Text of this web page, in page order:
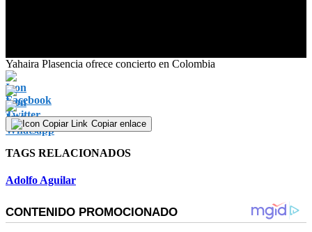
0
seconds
of
0
seconds
Yahaira Plasencia ofrece concierto en Colombia
Copiar enlace
TAGS RELACIONADOS
Adolfo Aguilar